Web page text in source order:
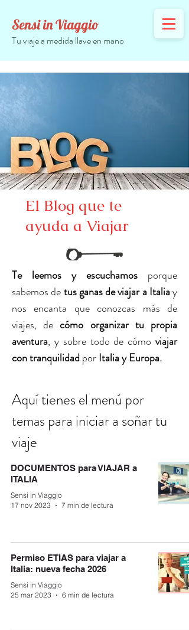
Sensi in Viaggio
Tu viaje a medida llave en mano
El Blog que te
ayuda a Viajar
Te leemos y escuchamos porque
sabemos detus ganas de viajar a Italiay
nos encanta que conozcas más de
viajes, decómo organizar tu propia
aventura, y sobre todo de cómo viajar
con tranquilidadporItalia y Europa.
Aquí tienesel menú por
temas para iniciar a soñar tu
viaje
DOCUMENTOS para VIAJAR a
ITALIA
Sensi in Viaggio
17 nov 2023
7 min de lectura
Permiso ETIAS para viajar a
Italia: nueva fecha 2026
Sensi in Viaggio
25 mar 2023
6 min de lectura